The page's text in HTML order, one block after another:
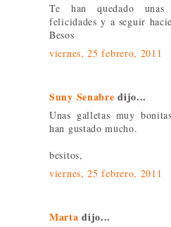
Te han quedado
felicidades y a seguir
Besos
viernes, 25 febrero, 2011
Suny Senabre dijo...
Unas galletas muy
han gustado mucho.
besitos,
viernes, 25 febrero, 2011
Marta dijo...